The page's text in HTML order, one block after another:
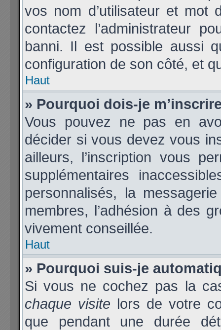
vos nom d’utilisateur et mot
contactez l’administrateur
banni. Il est possible aussi
configuration de son côté, et
Haut
» Pourquoi dois-je
Vous pouvez ne pas en
décider si vous devez vous
ailleurs, l’inscription vous
supplémentaires
personnalisés, la
membres, l’adhésion à des
vivement conseillée.
Haut
» Pourquoi suis-je
Si vous ne cochez pas la
chaque visite lors de votre
que pendant une durée